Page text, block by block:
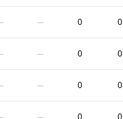
— 0 0
— 0 0
— 0 0
— 0 0